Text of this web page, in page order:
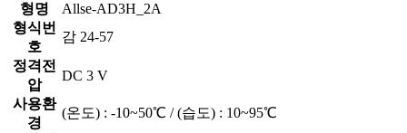
형명
Allse-AD3H_2A
형식번
호
감 24-57
정격전
압
DC 3 V
사용환
경
(온도) : -10~50℃ / (습도) : 10~95℃